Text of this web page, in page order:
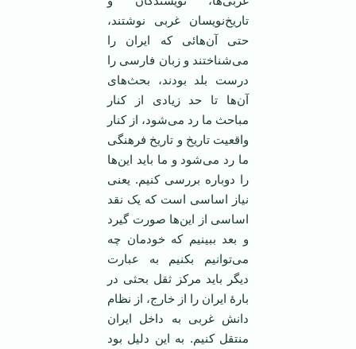
تاریخ‌نویسان غربی نوشتند،
حتی آن‌هائی که ایران را
می‌شناختند و زبان فارسی را
درست بلد بودند، بحث‌های
آن‌ها تا حد زیادی از کنار
مباحث ما رد می‌شود، از کنار
واقعیت تاریخ و تاریخ فرهنگی
ما رد می‌شود و ما باید این‌ها
را دوباره بررسی کنیم. یعنی
نیاز اساسی است که یک نقد
اساسی از این‌ها صورت گیرد
و بعد ببینیم که خودمان چه
می‌توانیم بکنیم به عبارت
دیگر باید مرکز ثقل بحثی در
بارۀ ایران را از خارج، از نظام
دانش غربی به داخل ایران
منتقل کنیم. به این دلیل بود